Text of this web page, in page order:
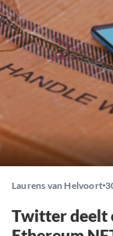
Laurens van Helvoort
Twitter deelt